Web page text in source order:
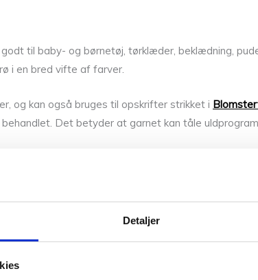
Detaljer
til baby- og børnetøj, tørklæder, beklædning,
i en bred vifte af farver.
og kan også bruges til opskrifter strikket i
Det betyder at garnet kan tåle